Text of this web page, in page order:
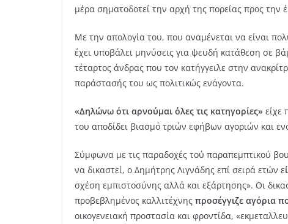
μέρα σηματοδοτεί την αρχή της πορείας προς
Με την απολογία του, που αναμένεται να είναι
έχει υποβάλει μηνύσεις για ψευδή κατάθεση σε
τέταρτος άνδρας που τον κατήγγειλε στην
παράστασής του ως πολιτικώς ενάγοντα.
«Δηλώνω ότι αρνούμαι όλες τις κατηγορίες» είχε
του αποδίδει βιασμό τριών εφήβων αγοριών και
Σύμφωνα με τις παραδοχές τού παραπεμπτικού
να δικαστεί, ο Δημήτρης Λιγνάδης επί σειρά ετών ε
σχέση εμπιστοσύνης αλλά και εξάρτησης». Οι
προβεβλημένος καλλιτέχνης προσέγγιζε αγόρια
οικογενειακή προστασία και φροντίδα,